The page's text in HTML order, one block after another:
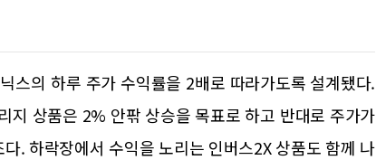
스의 하루 주가 수익률을 2배로 따라가도록 설계됐다.
지 상품은 2% 안팎 상승을 목표로 하고 반대로 주가가
. 하락장에서 수익을 노리는 인버스2X 상품도 함께 나